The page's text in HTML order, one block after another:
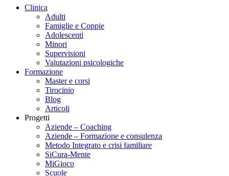
Clinica
Adulti
Famiglie e Coppie
Adolescenti
Minori
Supervisioni
Valutazioni psicologiche
Formazione
Master e corsi
Tirocinio
Blog
Articoli
Progetti
Aziende – Coaching
Aziende – Formazione e consulenza
Metodo Integrato e crisi familiare
SiCura-Mente
MiGioco
Scuole